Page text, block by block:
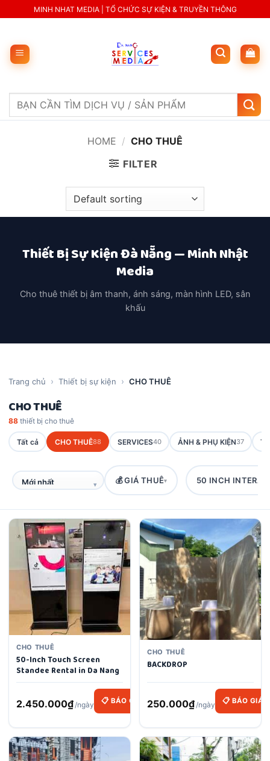
to
MINH NHAT MEDIA | TỔ CHỨC SỰ KIỆN & TRUYỀN THÔNG
Search
HOME / CHO THUÊ
FILTER
Thiết Bị Sự Kiện Đà Nẵng — Minh Nhật
Media
Cho thuê thiết bị âm thanh, ánh sáng, màn hình LED, sân
khấu
Trang chủ Thiết bị sự kiện CHO THUÊ
CHO THUÊ
88 thiết bị cho thuê
Tất cả CHO THUÊ88 SERVICES40 ẢNH & PHỤ KIỆN37
▾ 💰 GIÁ THUÊ▾ 50 INCH
CHO THUÊ
50-Inch Touch Screen
Standee Rental in Da Nang
2.450.000₫/ngày 📋 BÁO GIÁ
CHO THUÊ
BACKDROP
250.000₫/ngày 📋 BÁO GIÁ